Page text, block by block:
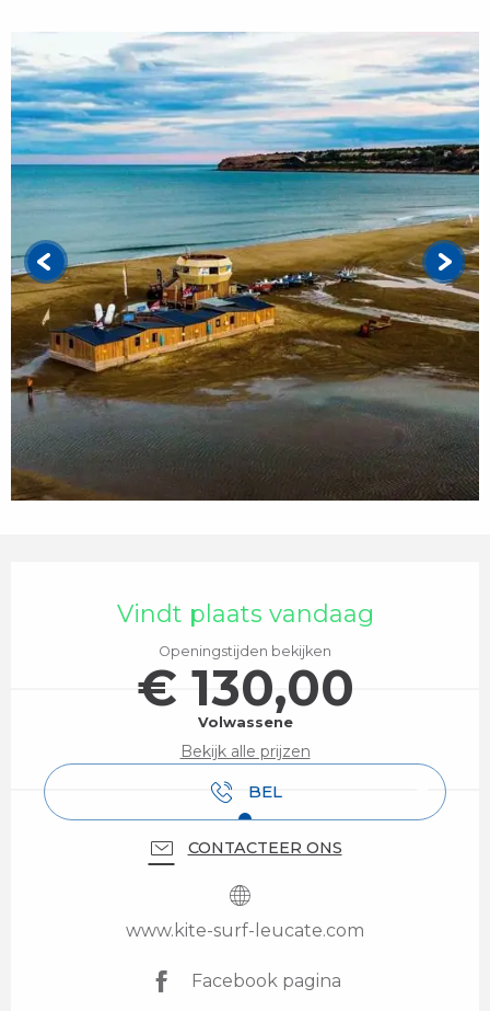
Vindt plaats vandaag
Openingstijden bekijken
€ 130,00
Volwassene
Bekijk alle prijzen
BEL
CONTACTEER ONS
www.kite-surf-leucate.com
Facebook pagina